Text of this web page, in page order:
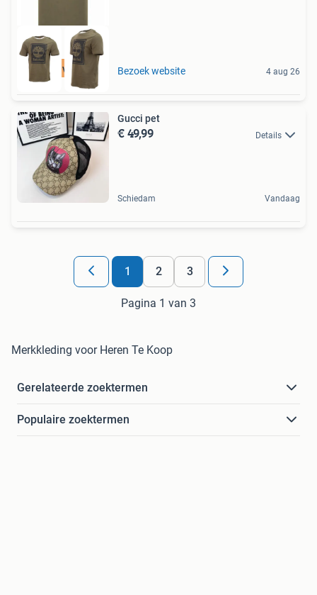
Tot 75% voordeel Bezoek website 4 aug 26
Gucci pet
€ 49,99 Details
Schiedam Vandaag
1 2 3
Pagina 1 van 3
Merkkleding voor Heren Te Koop
Gerelateerde zoektermen
Populaire zoektermen